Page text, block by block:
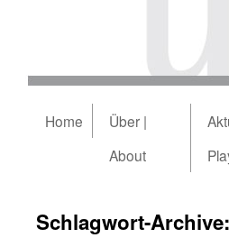
Home
Über |
About
Schlagwort-Archive: